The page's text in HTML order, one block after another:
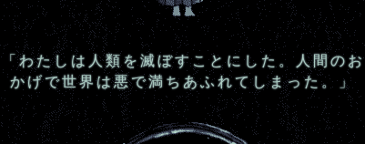
「わたしは人類を滅ぼすことにした。人間のお
かげで世界は悪で満ちあふれてしまった。」